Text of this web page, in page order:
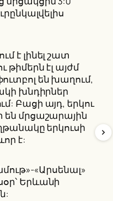
է լինել շատ
թիմերն էլ այժմ
են խաղում,
խնդիրներ
Բացի այդ, երկու
մրցաշարային
երկուսի
է:
«Արսենալ»
Երևանի